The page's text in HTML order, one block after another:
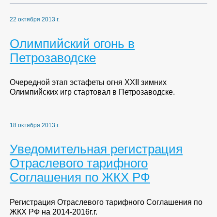
22 октября 2013 г.
Олимпийский огонь в
Петрозаводске
Очередной этап эстафеты огня XXII зимних
Олимпийских игр стартовал в Петрозаводске.
18 октября 2013 г.
Уведомительная регистрация
Отраслевого тарифного
Соглашения по ЖКХ РФ
Регистрация Отраслевого тарифного Соглашения по
ЖКХ РФ на 2014-2016г.г.